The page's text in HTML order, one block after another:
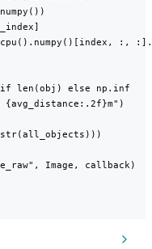
:,
len(obj) else np.inf
{avg_distance:.2f}m")
Image, callback)